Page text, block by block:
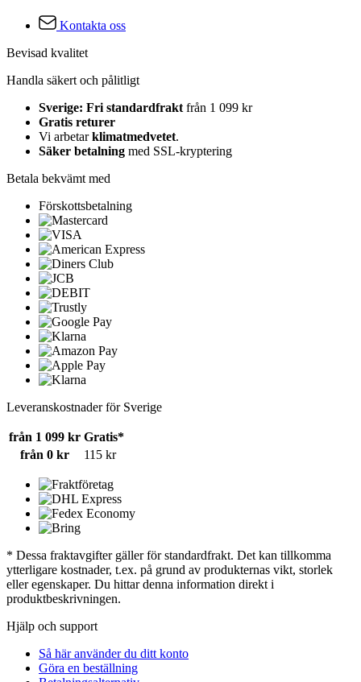
Kontakta oss
Bevisad kvalitet
Handla säkert och pålitligt
Sverige: Fri standardfrakt från 1 099 kr
Gratis returer
Vi arbetarklimatmedvetet.
Säker betalning med SSL-kryptering
Betala bekvämt med
Förskottsbetalning
Leveranskostnader för Sverige
från 1 099 kr Gratis*
från 0 kr
115 kr
* Dessa fraktavgifter gäller för standardfrakt. Det kan tillkomma
ytterligare kostnader, t.ex. på grund av produkternas vikt, storlek
eller egenskaper. Du hittar denna information direkt i
produktbeskrivningen.
Hjälp och support
Så här använder du ditt konto
Göra en beställning